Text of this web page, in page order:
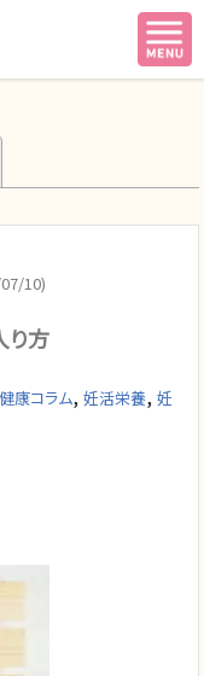
10)
り方
康コラム, 妊活栄養, 妊